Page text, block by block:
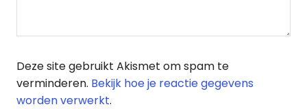
Deze site gebruikt Akismet om spam te
verminderen. Bekijk hoe je reactie gegevens
worden verwerkt.